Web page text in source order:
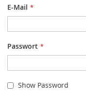
E-Mail
Passwort
Show Password